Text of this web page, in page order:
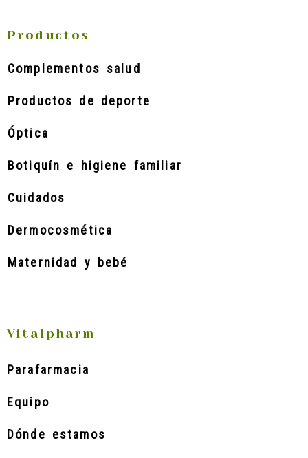
Productos
Complementos salud
Productos de deporte
Óptica
Botiquín e higiene familiar
Cuidados
Dermocosmética
Maternidad y bebé
Vitalpharm
Parafarmacia
Equipo
Dónde estamos